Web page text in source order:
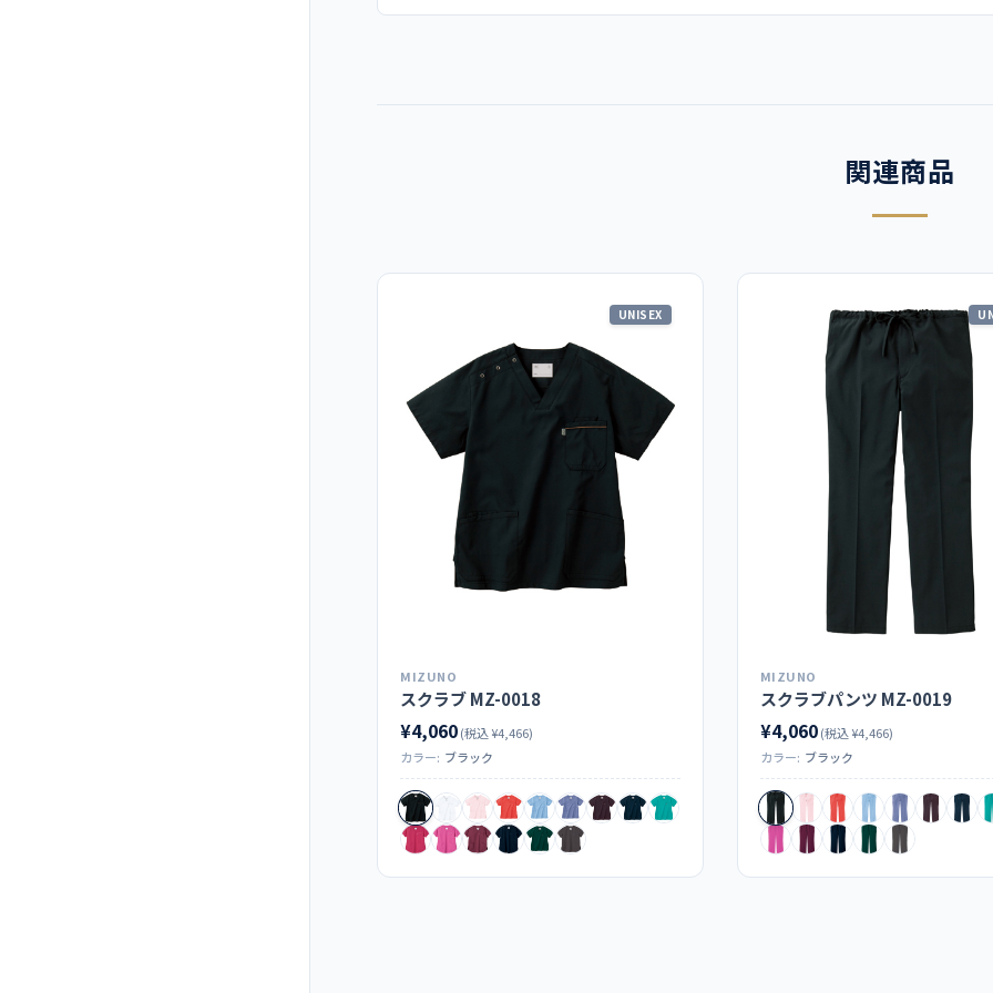
関連商品
UNISEX
MIZUNO
スクラブ MZ-0018
¥4,060(税込 ¥4,466)
カラー: ブラック
MIZUNO
スクラブパンツ MZ-0019
¥4,060 (税込 ¥4,466)
カラー: ブラック